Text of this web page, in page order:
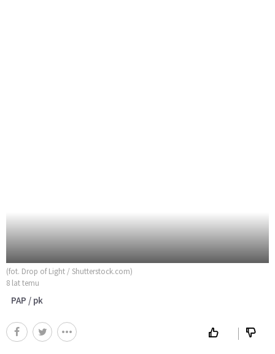
(fot. Drop of Light / Shutterstock.com)
8 lat temu
PAP / pk